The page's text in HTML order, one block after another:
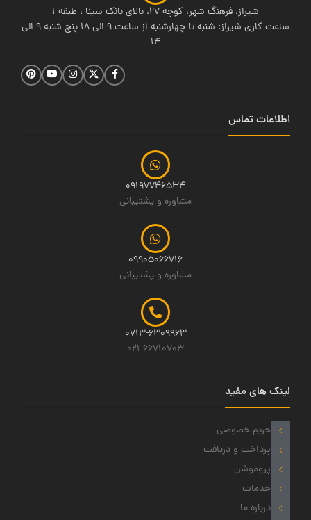
شیراز، فرهنگ شهر، کوچه 27، بالای بانک سینا ، طبقه 1
ساعت کاری شیراز: شنبه تا چهارشنبه از ساعت 9 الی 18 پنج شنبه 9 الی
14
اطلاعات تماس
09197746534
مشاوره و پشتیبانی
09905066716
مشاوره و پشتیبانی
0713-6309963
021-66710703
لینک های مفید
حریم خصوصی
پرداخت و دریافت
پروموشن
خدمات
درباره ما